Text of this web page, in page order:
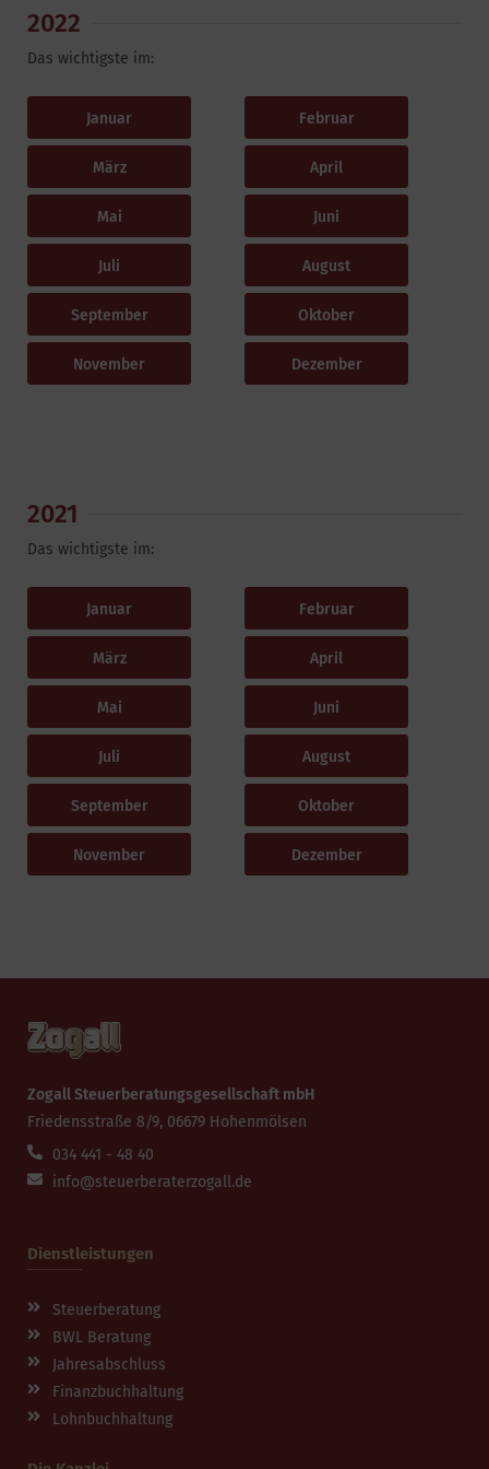
2022
Das wichtigste im:
Januar Februar
März April
Mai Juni
Juli August
September Oktober
November Dezember
2021
Das wichtigste im:
Januar Februar
März April
Mai Juni
Juli August
September Oktober
November Dezember
Zogall Steuerberatungsgesellschaft mbH
Friedensstraße 8/9, 06679 Hohenmölsen
034 441 - 48 40
info@steuerberaterzogall.de
Dienstleistungen
Steuerberatung
BWL Beratung
Jahresabschluss
Finanzbuchhaltung
Lohnbuchhaltung